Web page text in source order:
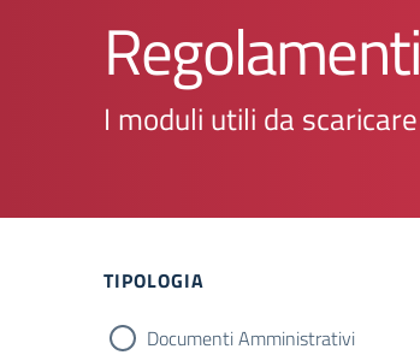
Regolamenti
I moduli utili da scaricare
Filtri
TIPOLOGIA
Documenti Amministrativi